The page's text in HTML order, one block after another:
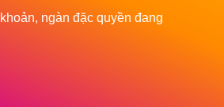
ngàn đặc quyền đang